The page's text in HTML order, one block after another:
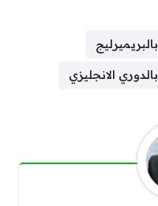
الانجليزي